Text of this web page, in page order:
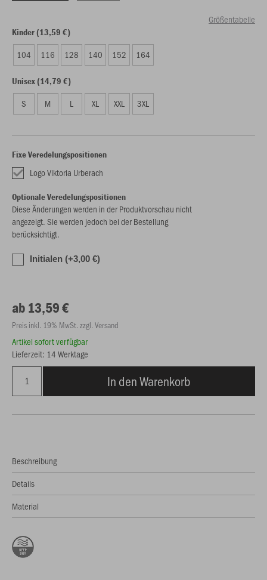
Größentabelle
Kinder (13,59 €)
104 116 128 140 152 164
Unisex (14,79 €)
S M L XL XXL 3XL
Fixe Veredelungspositionen
Logo Viktoria Urberach
Optionale Veredelungspositionen
Diese Änderungen werden in der Produktvorschau nicht
angezeigt. Sie werden jedoch bei der Bestellung
berücksichtigt.
Initialen (+3,00 €)
ab 13,59 €
Preis inkl. 19% MwSt. zzgl. Versand
Artikel sofort verfügbar
Lieferzeit: 14 Werktage
In den Warenkorb
Beschreibung
Details
Material